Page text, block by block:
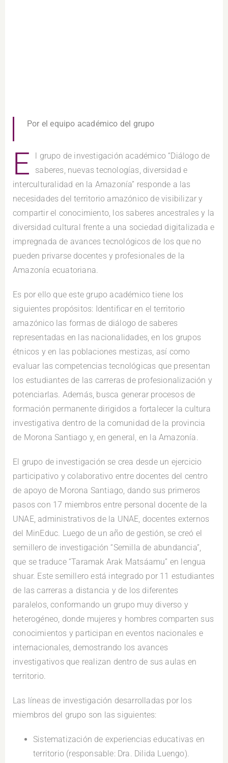
Por el equipo académico del grupo
E
l grupo de investigación académico “Diálogo de
saberes, nuevas tecnologías, diversidad e
interculturalidad en la Amazonía” responde a las
necesidades del territorio amazónico de visibilizar y
compartir el conocimiento, los saberes ancestrales y la
diversidad cultural frente a una sociedad digitalizada e
impregnada de avances tecnológicos de los que no
pueden privarse docentes y profesionales de la
Amazonía ecuatoriana.
Es por ello que este grupo académico tiene los
siguientes propósitos: Identificar en el territorio
amazónico las formas de diálogo de saberes
representadas en las nacionalidades, en los grupos
étnicos y en las poblaciones mestizas, así como
evaluar las competencias tecnológicas que presentan
los estudiantes de las carreras de profesionalización y
potenciarlas. Además, busca generar procesos de
formación permanente dirigidos a fortalecer la cultura
investigativa dentro de la comunidad de la provincia
de Morona Santiago y, en general, en la Amazonía.
El grupo de investigación se crea desde un ejercicio
participativo y colaborativo entre docentes del centro
de apoyo de Morona Santiago, dando sus primeros
pasos con 17 miembros entre personal docente de la
UNAE, administrativos de la UNAE, docentes externos
del MinEduc. Luego de un año de gestión, se creó el
semillero de investigación “Semilla de abundancia”,
que se traduce “Taramak Arak Matsáamu” en lengua
shuar. Este semillero está integrado por 11 estudiantes
de las carreras a distancia y de los diferentes
paralelos, conformando un grupo muy diverso y
heterogéneo, donde mujeres y hombres comparten sus
conocimientos y participan en eventos nacionales e
internacionales, demostrando los avances
investigativos que realizan dentro de sus aulas en
territorio.
Las líneas de investigación desarrolladas por los
miembros del grupo son las siguientes:
Sistematización de experiencias educativas en
territorio (responsable: Dra. Dilida Luengo).